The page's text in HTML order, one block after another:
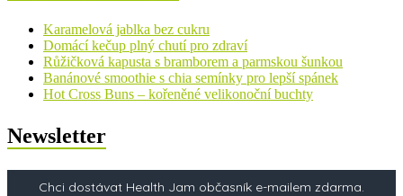
Karamelová jablka bez cukru
Domácí kečup plný chutí pro zdraví
Růžičková kapusta s bramborem a parmskou šunkou
Banánové smoothie s chia semínky pro lepší spánek
Hot Cross Buns – kořeněné velikonoční buchty
Newsletter
Chci dostávat Health Jam občasník e-mailem zdarma.